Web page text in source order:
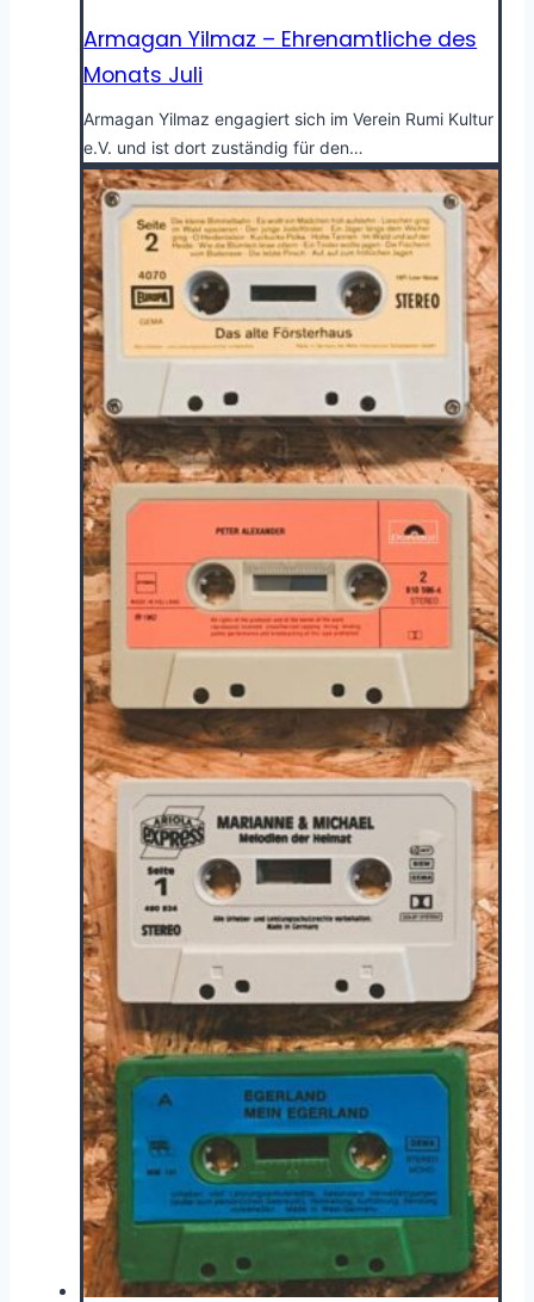
Armagan Yilmaz – Ehrenamtliche des
Monats Juli
Armagan Yilmaz engagiert sich im Verein Rumi Kultur
e.V. und ist dort zuständig für den…